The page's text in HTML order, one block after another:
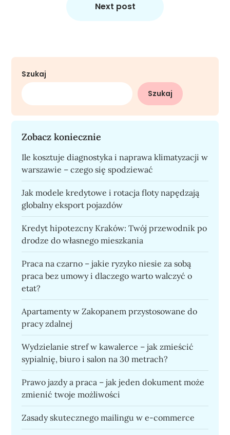
Next post
Szukaj
Szukaj
Zobacz koniecznie
Ile kosztuje diagnostyka i naprawa klimatyzacji w
warszawie – czego się spodziewać
Jak modele kredytowe i rotacja floty napędzają
globalny eksport pojazdów
Kredyt hipotezcny Kraków: Twój przewodnik po
drodze do własnego mieszkania
Praca na czarno – jakie ryzyko niesie za sobą
praca bez umowy i dlaczego warto walczyć o
etat?
Apartamenty w Zakopanem przystosowane do
pracy zdalnej
Wydzielanie stref w kawalerce – jak zmieścić
sypialnię, biuro i salon na 30 metrach?
Prawo jazdy a praca – jak jeden dokument może
zmienić twoje możliwości
Zasady skutecznego mailingu w e-commerce